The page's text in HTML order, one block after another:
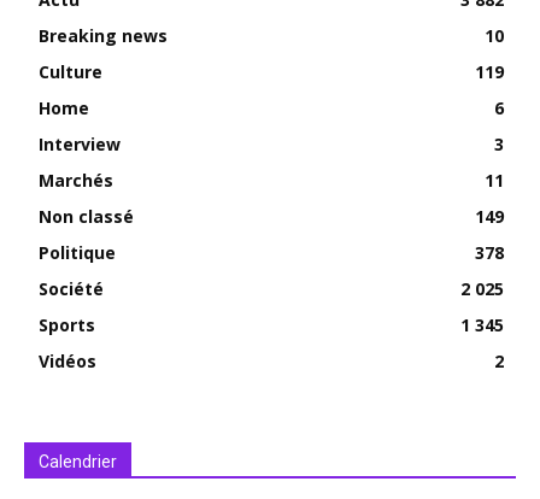
Breaking news
10
Culture
119
Home
6
Interview
3
Marchés
11
Non classé
149
Politique
378
Société
2 025
Sports
1 345
Vidéos
2
Calendrier